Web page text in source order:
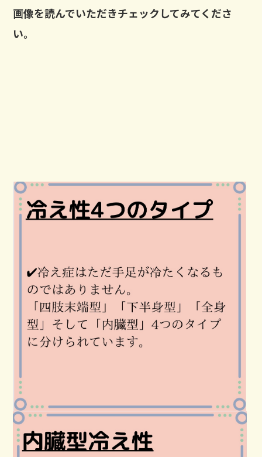
画像を読んでいただきチェックしてみてくださ
い。